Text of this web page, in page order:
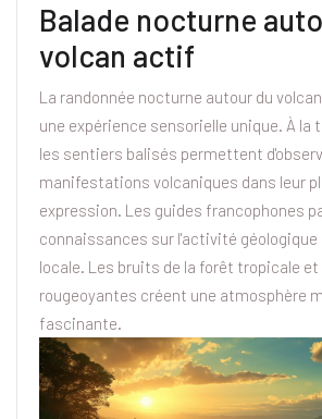
Balade nocturne
volcan actif
La randonnée nocturne autour du
une expérience sensorielle unique. À la
les sentiers balisés permettent
manifestations volcaniques dans leur
expression. Les guides francophones
connaissances sur l'activité
locale. Les bruits de la forêt tropicale et
rougeoyantes créent une atmosphère
fascinante.